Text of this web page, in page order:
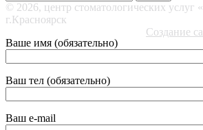
© 2026, центр стоматологических услуг
г.Красноярск
Создание
Ваше имя (обязательно)
Ваш тел (обязательно)
Ваш e-mail